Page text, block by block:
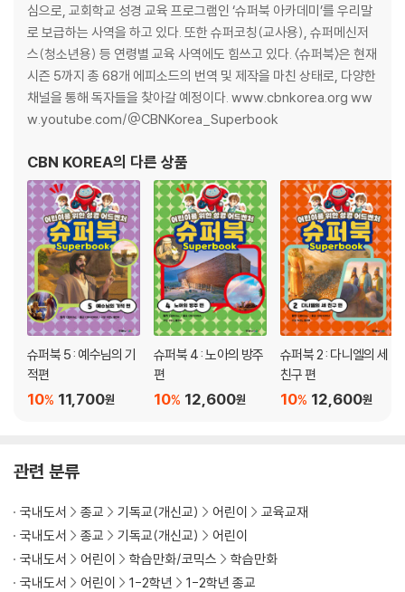
심으로, 교회학교 성경 교육 프로그램인 ‘슈퍼북 아카데미’를 우리말
로 보급하는 사역을 하고 있다. 또한 슈퍼코칭(교사용), 슈퍼메신저
스(청소년용) 등 연령별 교육 사역에도 힘쓰고 있다. 〈슈퍼북〉은 현재
시즌 5까지 총 68개 에피소드의 번역 및 제작을 마친 상태로, 다양한
채널을 통해 독자들을 찾아갈 예정이다. www.cbnkorea.org ww
w.youtube.com/@CBNKorea_Superbook
CBN KOREA의 다른 상품
슈퍼북 5 : 예수님의 기
적편
11,700원
10%
슈퍼북 4 : 노아의 방주
편
12,600원
10%
슈퍼북 2 : 다니엘의 세
친구 편
12,600원
10%
관련 분류
국내도서 종교 기독교(개신교) 어린이
교육교재
국내도서
종교 기독교(개신교)
어린이
국내도서
어린이 학습만화/코믹스
학습만화
국내도서
어린이 1-2학년
1-2학년 종교